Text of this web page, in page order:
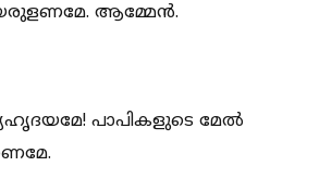
ആമ്മേന്‍.
പാപികളുടെ മേല്‍